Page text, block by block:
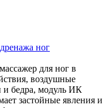
ног
для ног в
воздушные
и бедра, модуль ИК
застойные явления и